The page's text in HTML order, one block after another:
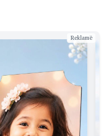
Reklamë